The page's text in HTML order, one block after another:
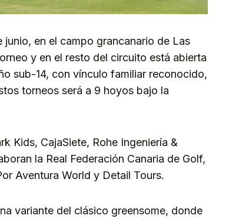
en el campo grancanario de Las
y en el resto del circuito está abierta
sub-14, con vínculo familiar reconocido,
torneos será a 9 hoyos bajo la
Kids, CajaSiete, Rohe Ingeniería &
la Real Federación Canaria de Golf,
Aventura World y Detail Tours.
variante del clásico greensome, donde